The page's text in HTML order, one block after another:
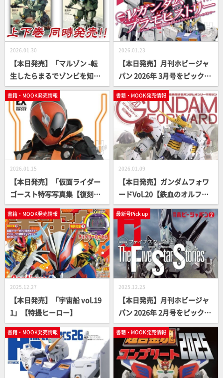
2026.01.30
【本日発売】「マルゾン -転
生したらまるでゾンビを知ら
ない世界でした 」【異世界ゾ
ンビバトル】
2026.01.23
【本日発売】月刊ホビージャ
パン 2026年 3月号をピックア
ップ！
書籍・MOOK発売情報
2026.01.15
【本日発売】「仮面ライダー
ゴースト特写写真集【復刻
版】」【仮面ライダー】
書籍・MOOK発売情報
2026.01.09
【本日発売】ガンダムフォワ
ードVol.20【鉄血のオルフェ
ンズ】
書籍・MOOK発売情報
2025.12.27
【本日発売】「宇宙船 vol.19
1」【特撮ヒーロー】
最新号Pick up
2025.12.25
【本日発売】月刊ホビージャ
パン 2026年 2月号をピックア
ップ！
書籍・MOOK発売情報 書籍・MOOK発売情報